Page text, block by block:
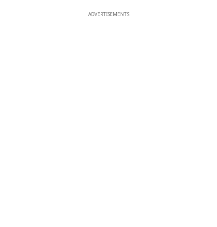
ADVERTISEMENTS